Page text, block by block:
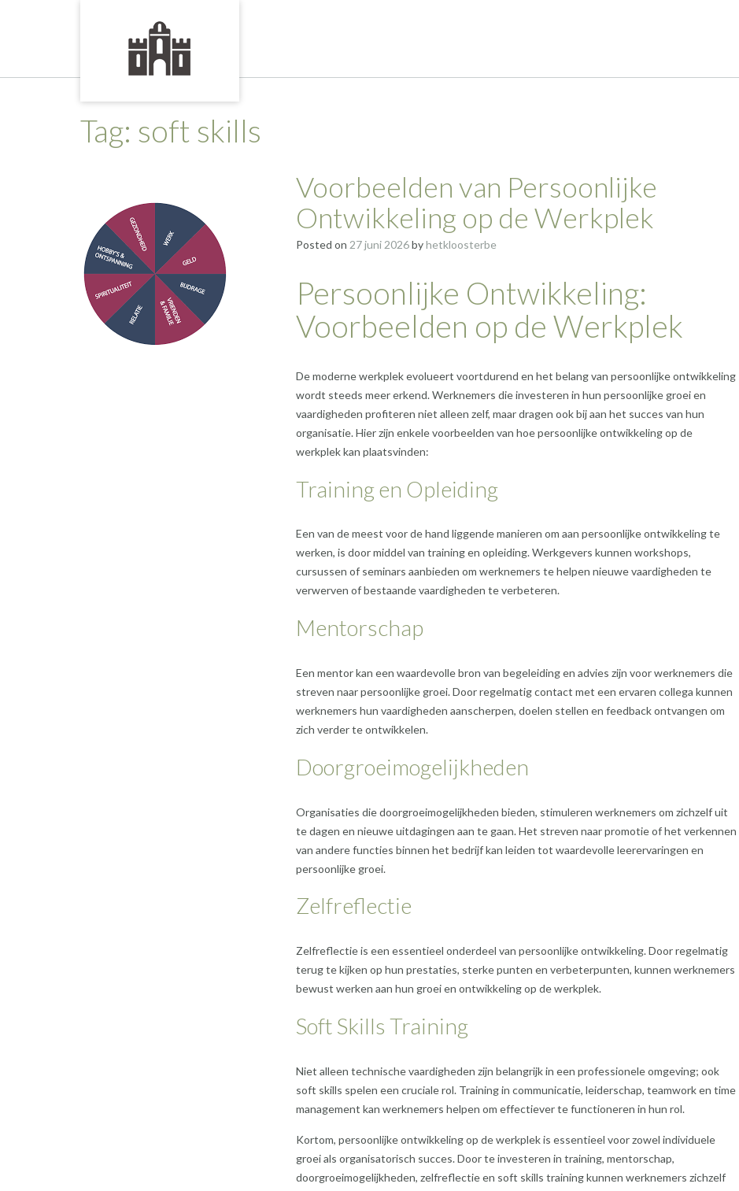
Tag: soft skills
Voorbeelden van Persoonlijke
Ontwikkeling op de Werkplek
Posted on 27 juni 2026byhetkloosterbe
Persoonlijke Ontwikkeling:
Voorbeelden op de Werkplek
De moderne werkplek evolueert voortdurend en het belang van persoonlijke ontwikkeling
wordt steeds meer erkend. Werknemers die investeren in hun persoonlijke groei en
vaardigheden profiteren niet alleen zelf, maar dragen ook bij aan het succes van hun
organisatie. Hier zijn enkele voorbeelden van hoe persoonlijke ontwikkeling op de
werkplek kan plaatsvinden:
Training en Opleiding
Een van de meest voor de hand liggende manieren om aan persoonlijke ontwikkeling te
werken, is door middel van training en opleiding. Werkgevers kunnen workshops,
cursussen of seminars aanbieden om werknemers te helpen nieuwe vaardigheden te
verwerven of bestaande vaardigheden te verbeteren.
Mentorschap
Een mentor kan een waardevolle bron van begeleiding en advies zijn voor werknemers die
streven naar persoonlijke groei. Door regelmatig contact met een ervaren collega kunnen
werknemers hun vaardigheden aanscherpen, doelen stellen en feedback ontvangen om
zich verder te ontwikkelen.
Doorgroeimogelijkheden
Organisaties die doorgroeimogelijkheden bieden, stimuleren werknemers om zichzelf uit
te dagen en nieuwe uitdagingen aan te gaan. Het streven naar promotie of het verkennen
van andere functies binnen het bedrijf kan leiden tot waardevolle leerervaringen en
persoonlijke groei.
Zelfreflectie
Zelfreflectie is een essentieel onderdeel van persoonlijke ontwikkeling. Door regelmatig
terug te kijken op hun prestaties, sterke punten en verbeterpunten, kunnen werknemers
bewust werken aan hun groei en ontwikkeling op de werkplek.
Soft Skills Training
Niet alleen technische vaardigheden zijn belangrijk in een professionele omgeving; ook
soft skills spelen een cruciale rol. Training in communicatie, leiderschap, teamwork en time
management kan werknemers helpen om effectiever te functioneren in hun rol.
Kortom, persoonlijke ontwikkeling op de werkplek is essentieel voor zowel individuele
groei als organisatorisch succes. Door te investeren in training, mentorschap,
doorgroeimogelijkheden, zelfreflectie en soft skills training kunnen werknemers zichzelf